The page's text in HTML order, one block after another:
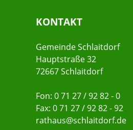
KONTAKT
Gemeinde Schlaitdorf
Hauptstraße 32
72667 Schlaitdorf
Fon: 0 71 27 / 92 82 - 0
Fax: 0 71 27 / 92 82 - 92
rathaus@schlaitdorf.de